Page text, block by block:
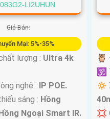
LI2UHUN
Giá Bán:
Mại: 5%-35%
lượng : Ultra 4k
nghệ : IP POE.
sáng : Hồng
Ngoại Smart IR.
🦉
🕉️
🔅
💢